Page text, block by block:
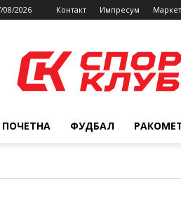
08/2026 Контакт Импресум
ПОЧЕТНА ФУДБАЛ